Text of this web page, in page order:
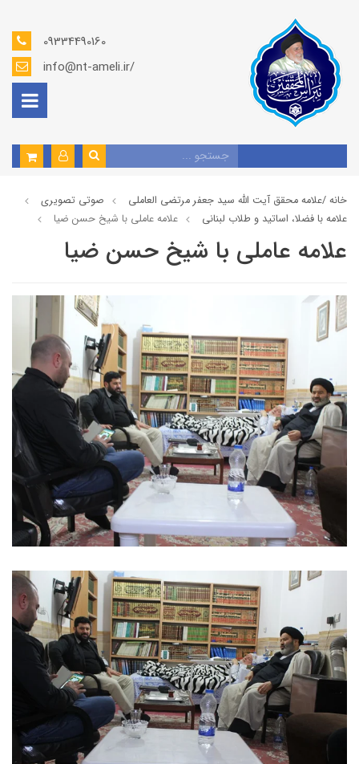
09334490160
info@nt-ameli.ir/
خانه /علامه محقق آیت الله سید جعفر مرتضی العاملی
صوتي تصويري
علامه با فضلا، اساتید و طلاب لبنانی
علامه عاملي با شيخ حسن ضيا
علامه عاملي با شيخ حسن ضيا